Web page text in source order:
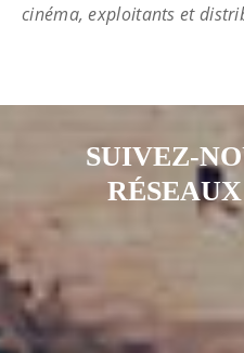
cinéma, exploitants et
SUIVEZ-